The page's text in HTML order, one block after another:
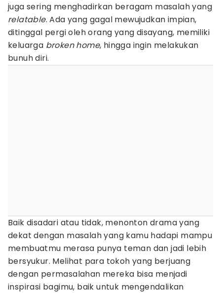
juga sering menghadirkan beragam masalah yang
relatable. Ada yang gagal mewujudkan impian,
ditinggal pergi oleh orang yang disayang, memiliki
keluarga broken home, hingga ingin melakukan
bunuh diri.
Baik disadari atau tidak, menonton drama yang
dekat dengan masalah yang kamu hadapi mampu
membuatmu merasa punya teman dan jadi lebih
bersyukur. Melihat para tokoh yang berjuang
dengan permasalahan mereka bisa menjadi
inspirasi bagimu, baik untuk mengendalikan